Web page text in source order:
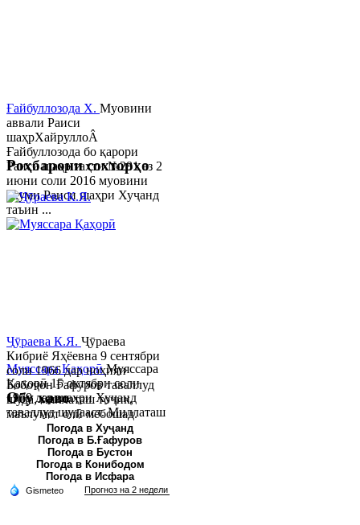
Ғайбуллозода Х. Муовини
аввали Раиси
шаҳрХайруллоÂ
Ғайбуллозода бо қарори
Раиси шаҳр таҳти №281 аз 2
июни соли 2016 муовини
якуми Раиси шаҳри Хуҷанд
таъин ...
Муяссара ҚаҳорӣМуяссара
Қаҳорӣ 15 октябри соли
1979 дар шаҳри Хуҷанд
таваллуд шудааст. Миллаташ
тоҷик. Маълумот олӣ. Соли
2002 Донишгоҳи давлатии
Хуҷанд ба...
Роҳбарони сохторҳо
Ҷӯраева К.Я. Ҷӯраева
Кибриё Яҳёевна 9 сентябри
соли 1966 дар ноҳияи
Бобоҷон Ғафуров таваллуд
шуда, миллаташ тоҷик,
маълумот олӣ мебошад.
Соли 1997 Донишг...
Обу хаво
Погода в Хуҷанд
Погода в Б.Ғафуров
Погода в Бустон
Погода в Конибодом
Погода в Исфара